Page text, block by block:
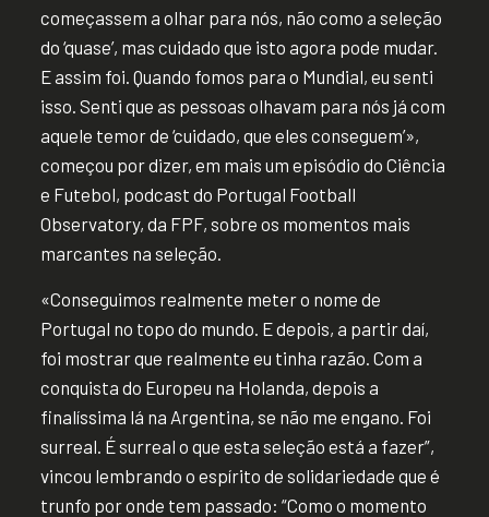
começassem a olhar para nós, não como a seleção
do ‘quase’, mas cuidado que isto agora pode mudar.
E assim foi. Quando fomos para o Mundial, eu senti
isso. Senti que as pessoas olhavam para nós já com
aquele temor de ‘cuidado, que eles conseguem’»,
começou por dizer, em mais um episódio do Ciência
e Futebol, podcast do Portugal Football
Observatory, da FPF, sobre os momentos mais
marcantes na seleção.
«Conseguimos realmente meter o nome de
Portugal no topo do mundo. E depois, a partir daí,
foi mostrar que realmente eu tinha razão. Com a
conquista do Europeu na Holanda, depois a
finalíssima lá na Argentina, se não me engano. Foi
surreal. É surreal o que esta seleção está a fazer”,
vincou lembrando o espírito de solidariedade que é
trunfo por onde tem passado: “Como o momento